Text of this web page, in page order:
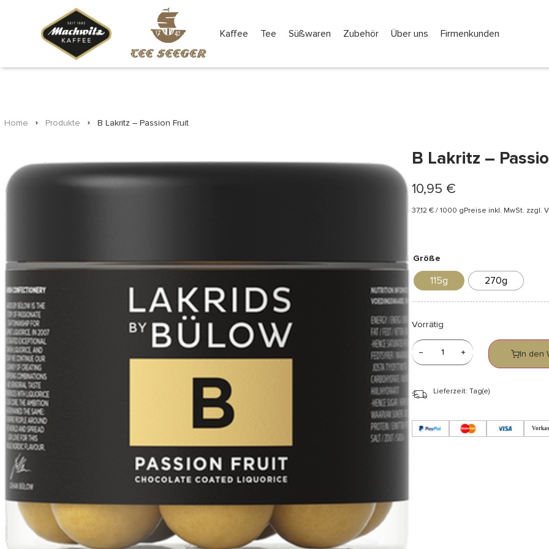
Kaffee Tee Süßwaren Zubehör Über uns Firmenkunden
Home Produkte B Lakritz – Passion Fruit
B Lakritz –
10,95 €
37,12 € / 1000 gPreise inkl. MwSt. zzgl.
Größe
115g 270g
Vorrätig
In den
Lieferzeit: Tag(e)